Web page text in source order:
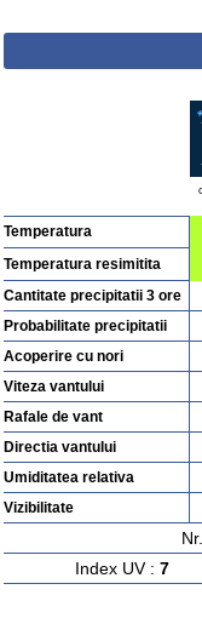
Temperatura
Temperatura resimitita
Cantitate precipitatii 3 ore
Probabilitate precipitatii
Acoperire cu nori
Viteza vantului
Rafale de vant
Directia vantului
Umiditatea relativa
Vizibilitate
Index UV : 7